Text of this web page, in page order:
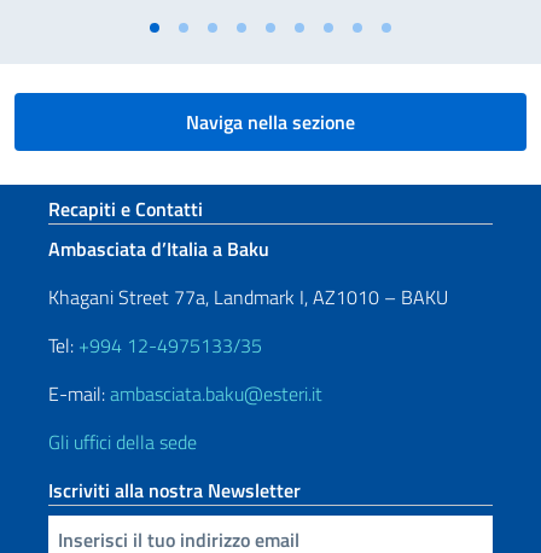
Naviga nella sezione
Sezione footer
Recapiti e Contatti
Ambasciata d’Italia a Baku
Khagani Street 77a, Landmark I, AZ1010 – BAKU
Tel: +994 12-4975133/35
E-mail:ambasciata.baku@esteri.it
Gli uffici della sede
Iscriviti alla nostra Newsletter
Inserisci la tua email